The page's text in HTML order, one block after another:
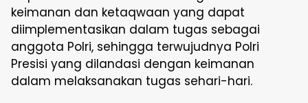
keimanan dan ketaqwaan yang dapat
diimplementasikan dalam tugas sebagai
anggota Polri, sehingga terwujudnya Polri
Presisi yang dilandasi dengan keimanan
dalam melaksanakan tugas sehari-hari.